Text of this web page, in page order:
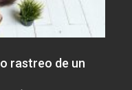
rastreo de un